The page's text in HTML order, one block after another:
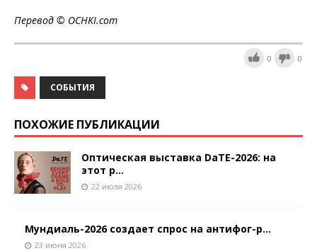
Перевод © OCHKI.com
0 0
СОБЫТИЯ
ПОХОЖИЕ ПУБЛИКАЦИИ
Оптическая выставка DaTE-2026: на
этот р...
22 июля 2026
Мундиаль-2026 создает спрос на антифог-р...
23 июня 2026